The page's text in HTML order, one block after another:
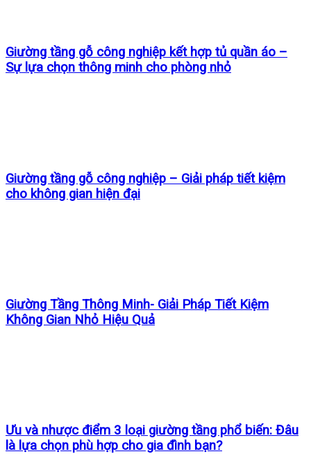
Giường tầng gỗ công nghiệp kết hợp tủ quần áo –
Sự lựa chọn thông minh cho phòng nhỏ
Giường tầng gỗ công nghiệp – Giải pháp tiết kiệm
cho không gian hiện đại
Giường Tầng Thông Minh- Giải Pháp Tiết Kiệm
Không Gian Nhỏ Hiệu Quả
Ưu và nhược điểm 3 loại giường tầng phổ biến: Đâu
là lựa chọn phù hợp cho gia đình bạn?